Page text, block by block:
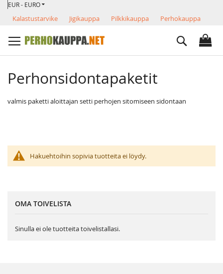
Skip
Content
VALUUTTA
EUR - EURO
Kalastustarvike Jigikauppa Pilkkikauppa
Perhokauppa
Search
Perhonsidontapaketit
valmis paketti aloittajan setti perhojen sitomiseen sidontaan
Hakuehtoihin sopivia tuotteita ei löydy.
OMA TOIVELISTA
Sinulla ei ole tuotteita toivelistallasi.